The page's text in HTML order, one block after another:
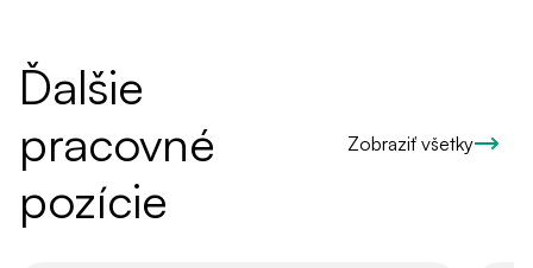
Ďalšie
pracovné
pozície
Zobraziť všetky